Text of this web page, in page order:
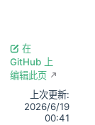
在
GitHub 上
编辑此页
上次更新:
2026/6/19
00:41